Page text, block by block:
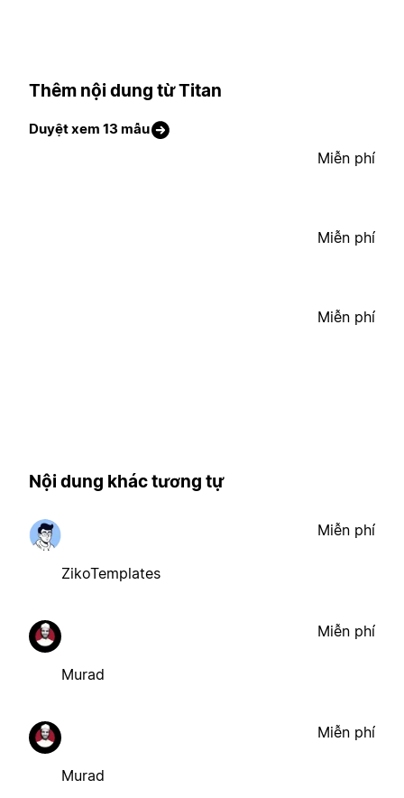
Thêm nội dung từ Titan
Duyệt xem 13 mẫu
Miễn phí
Miễn phí
Miễn phí
Nội dung khác tương tự
ZikoTemplates
Miễn phí
Murad
Miễn phí
Murad
Miễn phí